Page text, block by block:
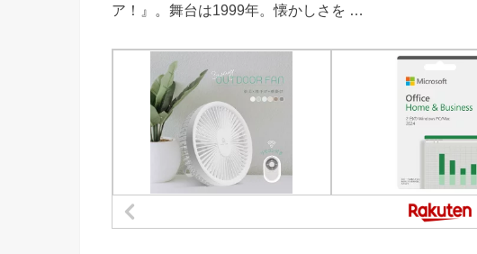
ア！』。舞台は1999年。懐かしさを …